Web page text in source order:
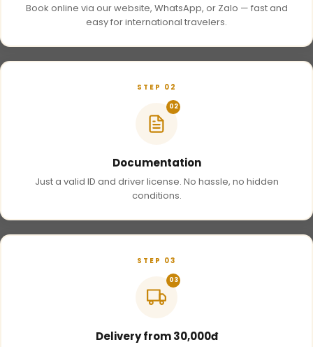
Book online via our website, WhatsApp, or Zalo — fast and
easy for international travelers.
STEP 02
02
Documentation
Just a valid ID and driver license. No hassle, no hidden
conditions.
STEP 03
03
Delivery from 30,000đ